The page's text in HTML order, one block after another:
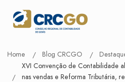
Home Blog CRCGO
XVI Convenção de Contabilidade
nas vendas e Reforma Tributária,